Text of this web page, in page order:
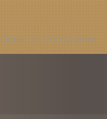
Derecho Corporativo